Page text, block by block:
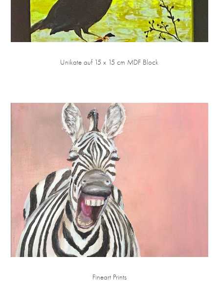
Unikate auf 15 x 15 cm MDF Block
Fineart Prints